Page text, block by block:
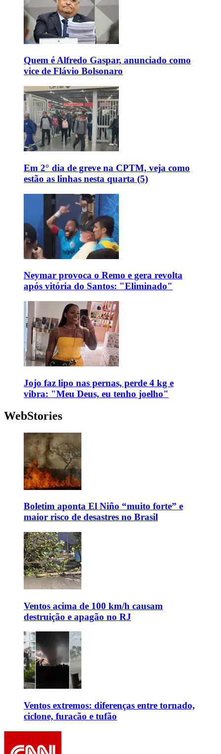
Quem é Alfredo Gaspar, anunciado como
vice de Flávio Bolsonaro
Em 2° dia de greve na CPTM, veja como
estão as linhas nesta quarta (5)
Neymar provoca o Remo e gera revolta
após vitória do Santos: "Eliminado"
Jojo faz lipo nas pernas, perde 4 kg e
vibra: "Meu Deus, eu tenho joelho"
WebStories
Boletim aponta El Niño “muito forte” e
maior risco de desastres no Brasil
Ventos acima de 100 km/h causam
destruição e apagão no RJ
Ventos extremos: diferenças entre tornado,
ciclone, furacão e tufão